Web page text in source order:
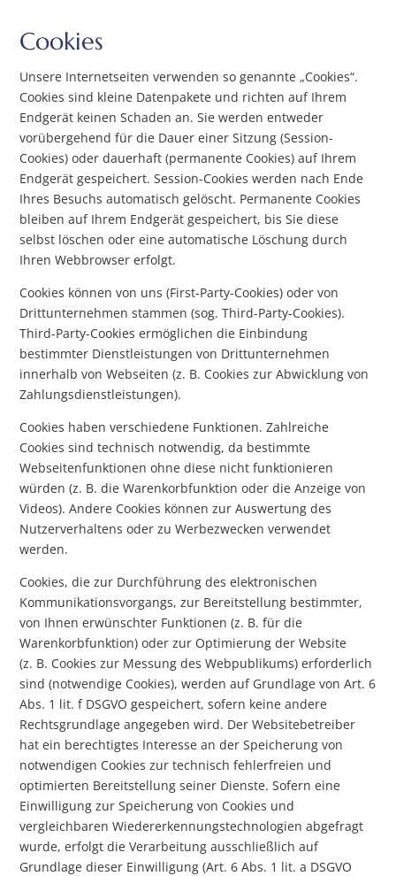
Cookies
Unsere Internetseiten verwenden so genannte „Cookies“.
Cookies sind kleine Datenpakete und richten auf Ihrem
Endgerät keinen Schaden an. Sie werden entweder
vorübergehend für die Dauer einer Sitzung (Session-
Cookies) oder dauerhaft (permanente Cookies) auf Ihrem
Endgerät gespeichert. Session-Cookies werden nach Ende
Ihres Besuchs automatisch gelöscht. Permanente Cookies
bleiben auf Ihrem Endgerät gespeichert, bis Sie diese
selbst löschen oder eine automatische Löschung durch
Ihren Webbrowser erfolgt.
Cookies können von uns (First-Party-Cookies) oder von
Drittunternehmen stammen (sog. Third-Party-Cookies).
Third-Party-Cookies ermöglichen die Einbindung
bestimmter Dienstleistungen von Drittunternehmen
innerhalb von Webseiten (z. B. Cookies zur Abwicklung von
Zahlungsdienstleistungen).
Cookies haben verschiedene Funktionen. Zahlreiche
Cookies sind technisch notwendig, da bestimmte
Webseitenfunktionen ohne diese nicht funktionieren
würden (z. B. die Warenkorbfunktion oder die Anzeige von
Videos). Andere Cookies können zur Auswertung des
Nutzerverhaltens oder zu Werbezwecken verwendet
werden.
Cookies, die zur Durchführung des elektronischen
Kommunikationsvorgangs, zur Bereitstellung bestimmter,
von Ihnen erwünschter Funktionen (z. B. für die
Warenkorbfunktion) oder zur Optimierung der Website
(z. B. Cookies zur Messung des Webpublikums) erforderlich
sind (notwendige Cookies), werden auf Grundlage von Art. 6
Abs. 1 lit. f DSGVO gespeichert, sofern keine andere
Rechtsgrundlage angegeben wird. Der Websitebetreiber
hat ein berechtigtes Interesse an der Speicherung von
notwendigen Cookies zur technisch fehlerfreien und
optimierten Bereitstellung seiner Dienste. Sofern eine
Einwilligung zur Speicherung von Cookies und
vergleichbaren Wiedererkennungstechnologien abgefragt
wurde, erfolgt die Verarbeitung ausschließlich auf
Grundlage dieser Einwilligung (Art. 6 Abs. 1 lit. a DSGVO